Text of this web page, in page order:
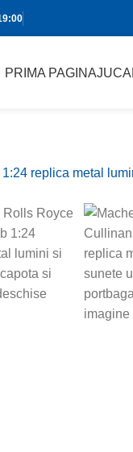
PRIMA PAGINA